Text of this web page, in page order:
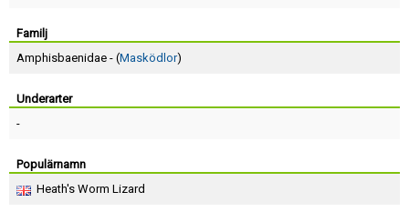
Familj
Amphisbaenidae - (Masködlor)
Underarter
-
Populärnamn
Heath's Worm Lizard
Terms of Service
Skapa konto